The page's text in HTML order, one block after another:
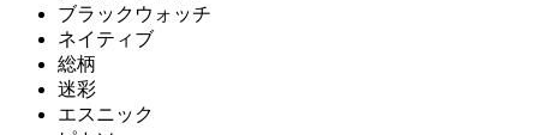
ブラックウォッチ
ネイティブ
総柄
迷彩
エスニック